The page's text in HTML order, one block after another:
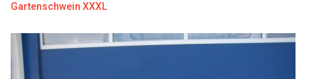
Gartenschwein XXXL